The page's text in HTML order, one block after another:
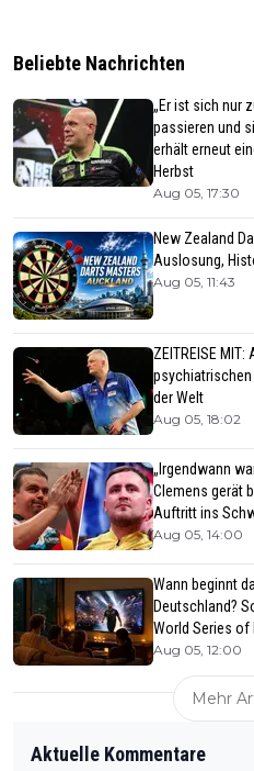
Beliebte Nachrichten
„Er ist sich nur
passieren und
erhält erneut
Herbst
Aug 05, 17:30
New Zealand
Auslosung,
Aug 05, 11:43
ZEITREISE
psychiatrischen
der Welt
Aug 05, 18:02
„Irgendwann
Clemens gerät
Auftritt ins
Aug 05, 14:00
Wann beginnt
Deutschland?
World Series of
Aug 05, 12:00
Mehr
Aktuelle Kommentare